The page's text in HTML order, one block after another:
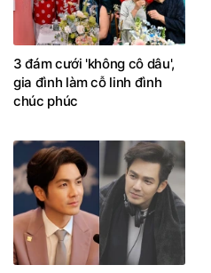
3 đám cưới 'không cô dâu',
gia đình làm cỗ linh đình
chúc phúc